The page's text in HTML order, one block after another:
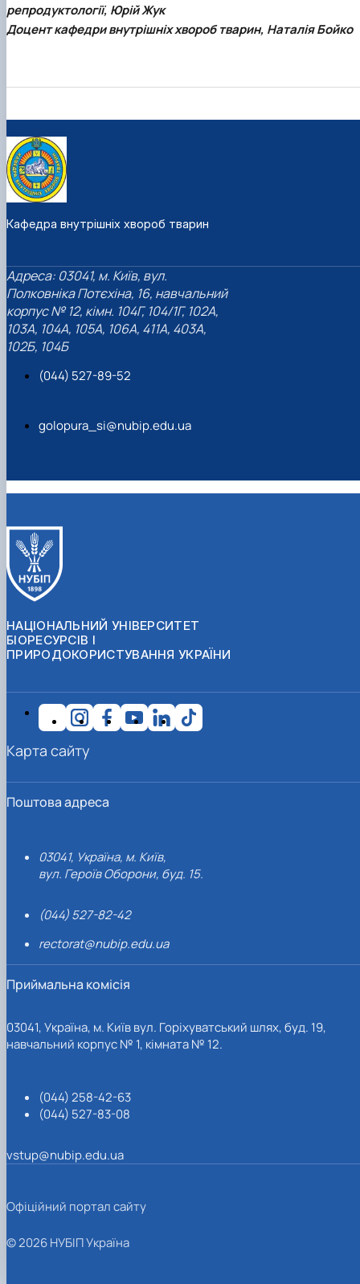
репродуктології, Юрій Жук
Доцент кафедри внутрішніх хвороб тварин, Наталія Бойко
Кафедра внутрішніх хвороб тварин
Адреса: 03041, м. Київ, вул.
Полковніка Потєхіна, 16, навчальний
корпус № 12, кімн. 104Г, 104/1Г, 102А,
103А, 104А, 105А, 106А, 411А, 403А,
102Б, 104Б
(044) 527-89-52
golopura_si@nubip.edu.ua
НАЦІОНАЛЬНИЙ УНІВЕРСИТЕТ
БІОРЕСУРСІВ І
ПРИРОДОКОРИСТУВАННЯ УКРАЇНИ
Поштова адреса
03041, Україна, м. Київ,
вул. Героїв Оборони, буд. 15.
(044) 527-82-42
rectorat@nubip.edu.ua
Приймальна комісія
03041, Україна, м. Київ вул. Горіхуватський шлях, буд. 19,
навчальний корпус № 1, кімната № 12.
(044) 258-42-63
(044) 527-83-08
vstup@nubip.edu.ua
Карта сайту
Офіційний портал сайту
© 2026 НУБІП Україна